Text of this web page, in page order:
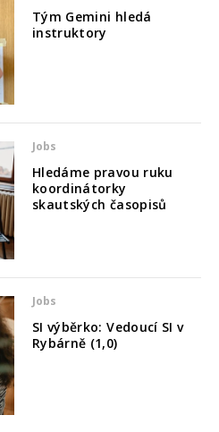
Tým Gemini hledá
instruktory
Jobs
Hledáme pravou ruku
koordinátorky
skautských časopisů
Jobs
SI výběrko: Vedoucí SI v
Rybárně (1,0)